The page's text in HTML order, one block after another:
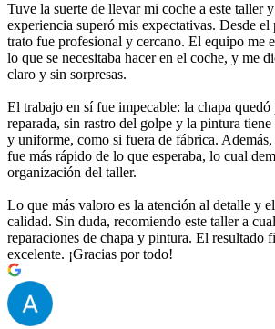
Tuve la suerte de llevar mi coche a este taller
experiencia superó mis expectativas. Desde
trato fue profesional y cercano. El equipo me
lo que se necesitaba hacer en el coche, y me
claro y sin sorpresas.
El trabajo en sí fue impecable: la chapa quedó
reparada, sin rastro del golpe y la pintura
y uniforme, como si fuera de fábrica. Además,
fue más rápido de lo que esperaba, lo cual
organización del taller.
Lo que más valoro es la atención al detalle y
calidad. Sin duda, recomiendo este taller a
reparaciones de chapa y pintura. El resultado
excelente. ¡Gracias por todo!